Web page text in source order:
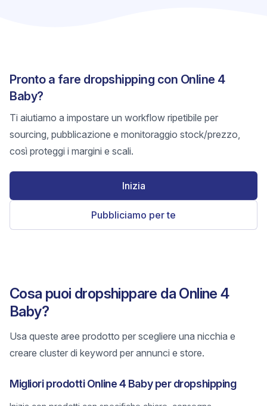
Pronto a fare dropshipping con Online 4
Baby?
Ti aiutiamo a impostare un workflow ripetibile per
sourcing, pubblicazione e monitoraggio stock/prezzo,
così proteggi i margini e scali.
Inizia
Pubbliciamo per te
Cosa puoi dropshippare da Online 4
Baby?
Usa queste aree prodotto per scegliere una nicchia e
creare cluster di keyword per annunci e store.
Migliori prodotti Online 4 Baby per dropshipping